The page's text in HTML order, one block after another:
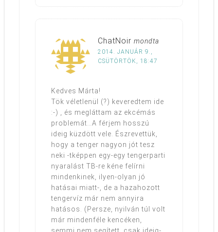
ChatNoir mondta
2014. JANUÁR 9.,
CSÜTÖRTÖK, 18:47
Kedves Márta!
Tök véletlenül (?) keveredtem ide
:-) , és megláttam az ekcémás
problemát…A férjem hosszú
ideig küzdött vele. Észrevettük,
hogy a tenger nagyon jót tesz
neki -tképpen egy-egy tengerparti
nyaralást TB-re kéne felírni
mindenkinek, ilyen-olyan jó
hatásai miatt-, de a hazahozott
tengervíz már nem annyira
hatásos. (Persze, nyilván túl volt
már mindenféle kencéken,